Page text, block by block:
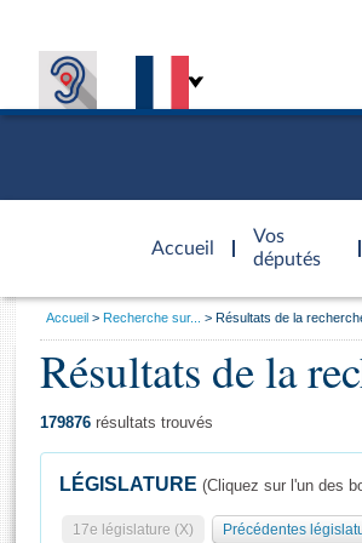
Accueil
d'accueil
Vos
députés
Général
Vous
Accueil Recherche sur... Résultats de la
Résultats de la
179876 résultats trouvés
LÉGISLATURE (Cliquez sur l'un des
17e législature (X) Précédentes